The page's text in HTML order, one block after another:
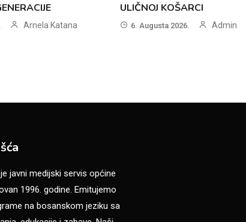
Arnela Katana
ULIČNOJ KOŠARCI
6. Augusta 2026. Admin
javni medijski servis općine
1996. godine. Emitujemo
na bosanskom jeziku sa